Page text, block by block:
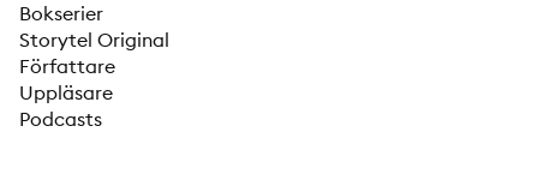
Bokserier
Storytel Original
Författare
Uppläsare
Podcasts